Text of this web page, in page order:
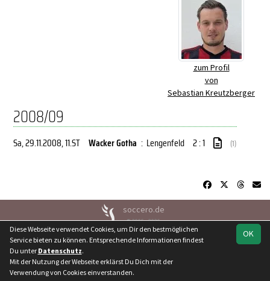
zum Profil
von
Sebastian Kreutzberger
2008/09
Sa, 29.11.2008, 11.ST Wacker Gotha : Lengenfeld 2 : 1 (1)
soccero.de
© 2006 - 2026
Besucherstatistik Kontakt Geburtstage
Impressum
OK
Diese Webseite verwendet Cookies, um Dir den bestmöglichen
Service bieten zu können. Entsprechende Informationen findest
Du unter Datenschutz.
Mit der Nutzung der Webseite erklärst Du Dich mit der
Verwendung von Cookies einverstanden.